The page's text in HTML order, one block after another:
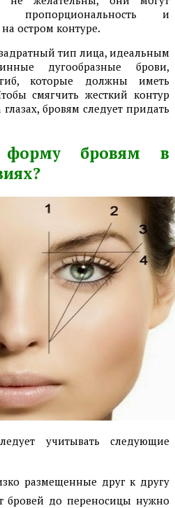
пропорциональность и
остром контуре.
тип лица, идеальным
дугообразные брови,
которые должны иметь
смягчить жесткий контур
бровям следует придать
бровям в
учитывать следующие
размещенные друг к другу
бровей до переносицы нужно